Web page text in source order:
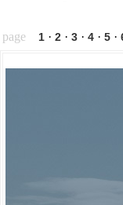
page 1 · 2 · 3 · 4 · 5 ·